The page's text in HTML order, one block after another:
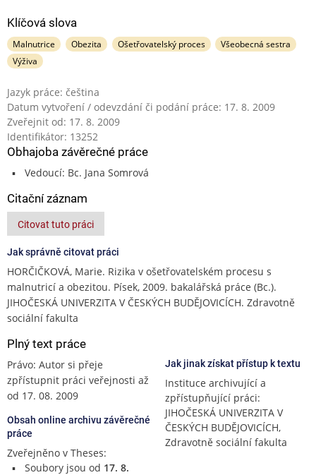
Klíčová slova
Malnutrice Obezita Ošetřovatelský proces
Všeobecná sestra
Výživa
Jazyk práce: čeština
Datum vytvoření / odevzdání či podání práce: 17. 8. 2009
Zveřejnit od: 17. 8. 2009
Identifikátor: 13252
Obhajoba závěrečné práce
Vedoucí: Bc. Jana Somrová
Citační záznam
Citovat tuto práci
Jak správně citovat práci
HORČIČKOVÁ, Marie. Rizika v ošetřovatelském procesu s
malnutricí a obezitou. Písek, 2009. bakalářská práce (Bc.).
JIHOČESKÁ UNIVERZITA V ČESKÝCH BUDĚJOVICÍCH. Zdravotně
sociální fakulta
Plný text práce
Právo: Autor si přeje
zpřístupnit práci veřejnosti až
od 17. 08. 2009
Obsah online archivu závěrečné
práce
Zveřejněno v Theses:
Soubory jsou od 17. 8.
Jak jinak získat přístup k textu
Instituce archivující a
zpřístupňující práci:
JIHOČESKÁ UNIVERZITA V
ČESKÝCH BUDĚJOVICÍCH,
Zdravotně sociální fakulta